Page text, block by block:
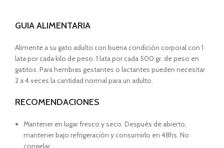
GUIA ALIMENTARIA
Alimente a su gato adulto con buena condición corporal con 1
lata por cada kilo de peso. 1 lata por cada 500 gr. de peso en
gatitos. Para hembras gestantes o lactantes pueden necesitar
2 a 4 veces la cantidad normal para un adulto.
RECOMENDACIONES
Mantener en lugar fresco y seco. Después de abierto,
mantener bajo refrigeración y consumirlo en 48hs. No
congelar.